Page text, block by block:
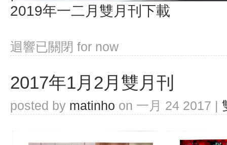
2019年一二月雙月刊下載
迴響已關閉 for now
2017年1月2月雙月刊
posted by matinho on 一月 24 2017 |